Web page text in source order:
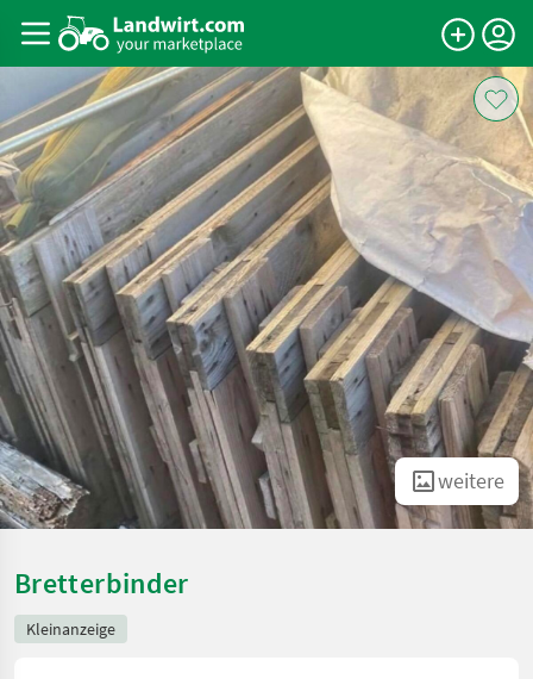
weitere
Bretterbinder
Kleinanzeige